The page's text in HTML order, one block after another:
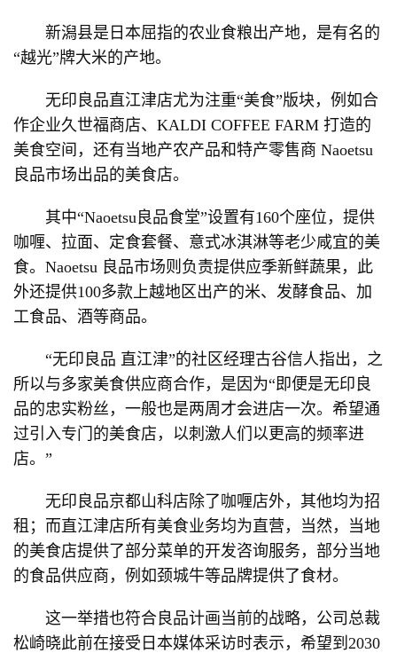
新潟县是日本屈指的农业食粮出产地，是有名的
“越光”牌大米的产地。
无印良品直江津店尤为注重“美食”版块，例如合
作企业久世福商店、KALDI COFFEE FARM 打造的
美食空间，还有当地产农产品和特产零售商 Naoetsu
良品市场出品的美食店。
其中“Naoetsu良品食堂”设置有160个座位，提供
咖喱、拉面、定食套餐、意式冰淇淋等老少咸宜的美
食。Naoetsu 良品市场则负责提供应季新鲜蔬果，此
外还提供100多款上越地区出产的米、发酵食品、加
工食品、酒等商品。
“无印良品 直江津”的社区经理古谷信人指出，之
所以与多家美食供应商合作，是因为“即便是无印良
品的忠实粉丝，一般也是两周才会进店一次。希望通
过引入专门的美食店，以刺激人们以更高的频率进
店。”
无印良品京都山科店除了咖喱店外，其他均为招
租；而直江津店所有美食业务均为直营，当然，当地
的美食店提供了部分菜单的开发咨询服务，部分当地
的食品供应商，例如颈城牛等品牌提供了食材。
这一举措也符合良品计画当前的战略，公司总裁
松崎晓此前在接受日本媒体采访时表示，希望到2030